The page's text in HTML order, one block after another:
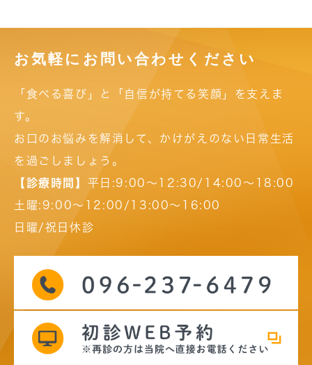
お気軽にお問い合わせください
「食べる喜び」と「自信が持てる笑顔」を支えま
す。
お口のお悩みを解消して、かけがえのない日常生活
を過ごしましょう。
【診療時間】 平日:9:00～12:30/14:00～18:00
土曜:9:00～12:00/13:00～16:00
日曜/祝日休診